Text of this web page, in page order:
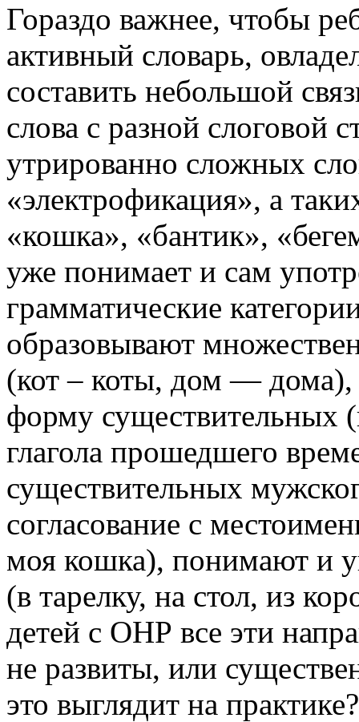
Гораздо важнее, чтобы
активный словарь,
составить небольшой
слова с разной слоговой
утрированно сложных
«электрофикация», а
«кошка», «бантик»,
уже понимает и сам
грамматические
образовывают
(кот – коты, дом — дома),
форму существительных (
глагола прошедшего
существительных
согласование с
моя кошка), понимают и
(в тарелку, на стол, из
детей с ОНР все эти
не развиты, или
это выглядит на практике?